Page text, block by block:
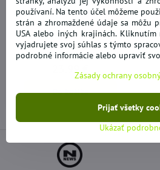
36%
Masážna podložka vankúš
shiatsu CAR & HOME
SKLADOM
23,99 €
Do košíka
používaní. Na tento účel môžeme
strán a zhromaždené údaje sa môžu
USA alebo iných krajinách. Kliknutím
vyjadrujete svoj súhlas s týmto
podrobné informácie alebo upraviť
Zásady ochrany
Ukázať
Prijať všetky